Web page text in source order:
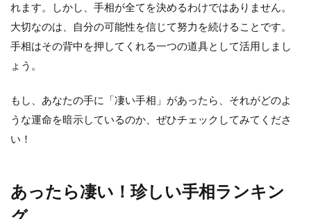
れます。しかし、手相が全てを決めるわけではありません。
大切なのは、自分の可能性を信じて努力を続けることです。
手相はその背中を押してくれる一つの道具として活用しまし
ょう。
もし、あなたの手に「凄い手相」があったら、それがどのよ
うな運命を暗示しているのか、ぜひチェックしてみてくださ
い！
あったら凄い！珍しい手相ランキン